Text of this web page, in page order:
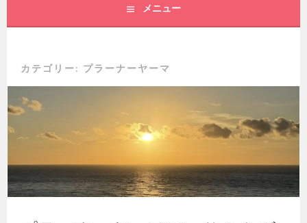
メニュー
カテゴリー: プラーナーヤーマ